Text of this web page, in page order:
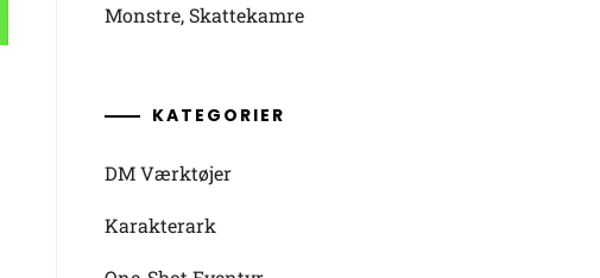
Monstre, Skattekamre
KATEGORIER
DM Værktøjer
Karakterark